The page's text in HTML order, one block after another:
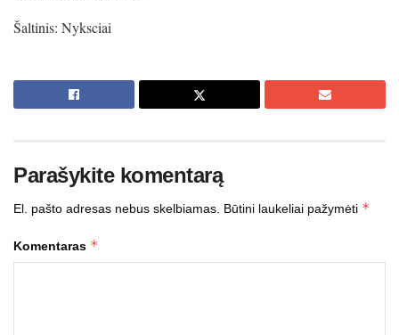
Šaltinis: Nyksciai
Parašykite komentarą
El. pašto adresas nebus skelbiamas. Būtini laukeliai pažymėti *
Komentaras *